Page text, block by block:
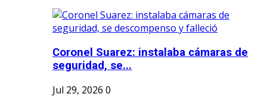
Coronel Suarez: instalaba cámaras de
seguridad, se...
Jul 29, 2026 0